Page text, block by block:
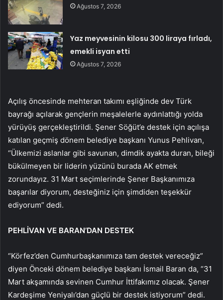
Ağustos 7, 2026
Yaz meyvesinin kilosu 300 liraya fırladı,
emekli isyan etti
Ağustos 7, 2026
Açılış öncesinde mehteran takımı eşliğinde dev Türk
bayrağı açılarak gençlerin meşalelerle aydınlattığı yolda
yürüyüş gerçekleştirildi. Şener Söğüt’e destek için açılışa
katılan geçmiş dönem belediye başkanı Yunus Pehlivan,
“Ülkemizi aslanlar gibi savunan, dimdik ayakta duran, bileği
bükülmeyen bir liderin yüzünü burada AK etmek
zorundayız. 31 Mart seçimlerinde Şener Başkanımıza
başarılar diyorum, desteğiniz için şimdiden teşekkür
ediyorum” dedi.
PEHLİVAN VE BARAN’DAN DESTEK
“Körfez’den Cumhurbaşkanımıza tam destek vereceğiz”
diyen Önceki dönem belediye başkanı İsmail Baran da, “31
Mart akşamında sevinen Cumhur İttifakımız olacak. Şener
Kardeşime Yeniyalı’dan güçlü bir destek istiyorum” dedi.